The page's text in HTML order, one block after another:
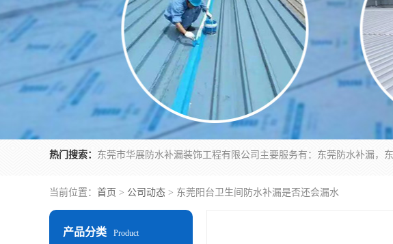
热门搜索：
当前位置： 首页 > 公司动态 > 东莞阳台卫生间防水补漏是否还会漏水
产品分类 Product